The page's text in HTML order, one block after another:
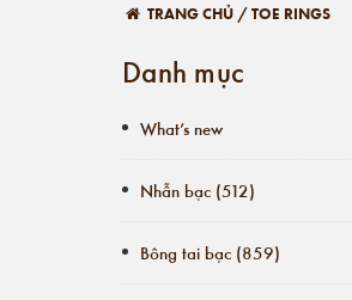
TRANG CHỦ /TOE RINGS
Danh mục
What’s new
Nhẫn bạc (512)
Bông tai bạc (859)